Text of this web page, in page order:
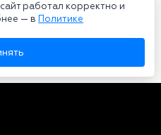
работал корректно и
— в Политике